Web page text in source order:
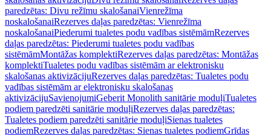
paredzētas: Divu režīmu skalošanaiVienrežīma
noskalošanaiRezerves daļas paredzētas: Vienrežīma
noskalošanaiPiederumi tualetes podu vadības sistēmāmRezerves
daļas paredzētas: Piederumi tualetes podu vadības
sistēmāmMontāžas komplektiRezerves daļas paredzētas: Montāžas
komplektiTualetes podu vadības sistēmām ar elektronisku
skalošanas aktivizācijuRezerves daļas paredzētas: Tualetes podu
vadības sistēmām ar elektronisku skalošanas
aktivizācijuSavienojumiGeberit Monolith sanitārie moduļiTualetes
podiem paredzēti sanitārie moduļiRezerves daļas paredzētas:
Tualetes podiem paredzēti sanitārie moduļiSienas tualetes
podiemRezerves daļas paredzētas: Sienas tualetes podiemGrīdas